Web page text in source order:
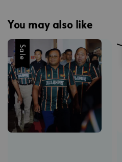
You may also like
Sale